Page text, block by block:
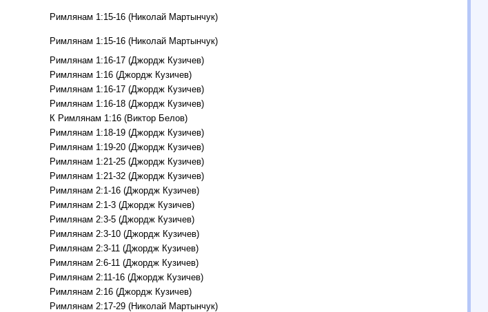
Римлянам 1:15-16 (Николай Мартынчук)
Римлянам 1:15-16 (Николай Мартынчук)
Римлянам 1:16-17 (Джордж Кузичев)
Римлянам 1:16 (Джордж Кузичев)
Римлянам 1:16-17 (Джордж Кузичев)
Римлянам 1:16-18 (Джордж Кузичев)
К Римлянам 1:16 (Виктор Белов)
Римлянам 1:18-19 (Джордж Кузичев)
Римлянам 1:19-20 (Джордж Кузичев)
Римлянам 1:21-25 (Джордж Кузичев)
Римлянам 1:21-32 (Джордж Кузичев)
Римлянам 2:1-16 (Джордж Кузичев)
Римлянам 2:1-3 (Джордж Кузичев)
Римлянам 2:3-5 (Джордж Кузичев)
Римлянам 2:3-10 (Джордж Кузичев)
Римлянам 2:3-11 (Джордж Кузичев)
Римлянам 2:6-11 (Джордж Кузичев)
Римлянам 2:11-16 (Джордж Кузичев)
Римлянам 2:16 (Джордж Кузичев)
Римлянам 2:17-29 (Николай Мартынчук)